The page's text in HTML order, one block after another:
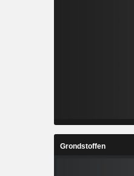
Grondstoffen